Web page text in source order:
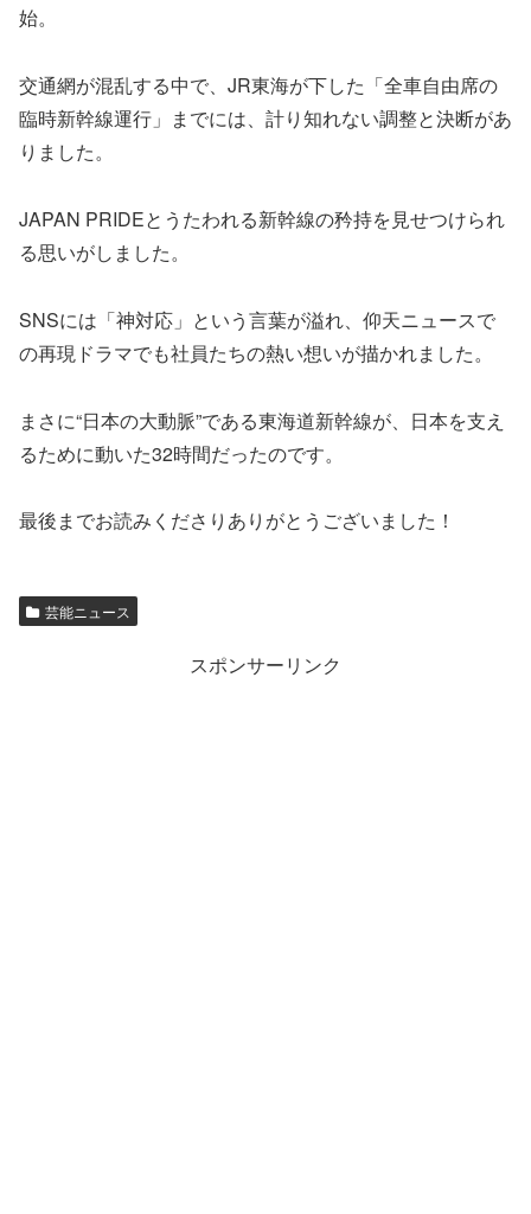
始。
交通網が混乱する中で、JR東海が下した「全車自由席の
臨時新幹線運行」までには、計り知れない調整と決断があ
りました。
JAPAN PRIDEとうたわれる新幹線の矜持を見せつけられ
る思いがしました。
SNSには「神対応」という言葉が溢れ、仰天ニュースで
の再現ドラマでも社員たちの熱い想いが描かれました。
まさに“日本の大動脈”である東海道新幹線が、日本を支え
るために動いた32時間だったのです。
最後までお読みくださりありがとうございました！
芸能ニュース
スポンサーリンク